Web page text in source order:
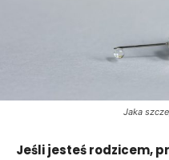
Jaka
Jeśli jesteś rodzicem,